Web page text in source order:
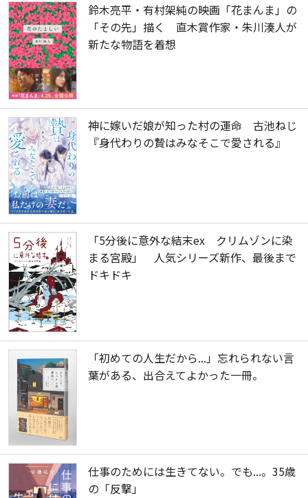
鈴木亮平・有村架純の映画「花まんま」の
「その先」描く 直木賞作家・朱川湊人が
新たな物語を着想
神に嫁いだ娘が知った村の運命 古池ねじ
『身代わりの贄はみなそこで愛される』
「5分後に意外な結末ex クリムゾンに染
まる宮殿」 人気シリーズ新作、最後まで
ドキドキ
「初めての人生だから...」忘れられない言
葉がある、出合えてよかった一冊。
仕事のためには生きてない。でも...。35歳
の「反撃」